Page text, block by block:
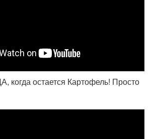
когда остается Картофель! Просто